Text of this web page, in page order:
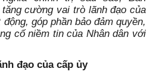
cường vai trò lãnh đạo của
góp phần bảo đảm quyền,
cố niềm tin của Nhân dân với
đạo của cấp ủy